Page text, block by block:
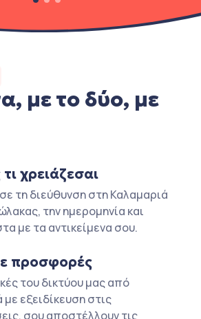
με το δύο, με
χρειάζεσαι
τη διεύθυνση στη Καλαμαριά
την ημερομηνία και
με τα αντικείμενα σου.
προσφορές
του δικτύου μας από
εξειδίκευση στις
σου αποστέλλουν τις